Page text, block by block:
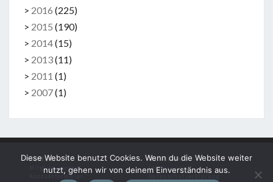
> 2016 (225)
> 2015 (190)
> 2014(15)
> 2013(11)
> 2011 (1)
> 2007(1)
Kontakt
Mitglied werden
Kontaktformular
Rechtliches
Impressum
Diese Website benutzt Cookies. Wenn du die Website weiter
nutzt, gehen wir von deinem Einverständnis aus.